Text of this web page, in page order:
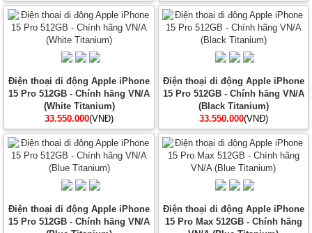
Điện thoại di động Apple iPhone
15 Pro 512GB - Chính hãng VN/A
(White Titanium)
33.550.000(VNĐ)
Điện thoại di động Apple iPhone
15 Pro 512GB - Chính hãng VN/A
(Black Titanium)
33.550.000(VNĐ)
Điện thoại di động Apple iPhone
15 Pro 512GB - Chính hãng VN/A
Điện thoại di động Apple iPhone
15 Pro Max 512GB - Chính hãng